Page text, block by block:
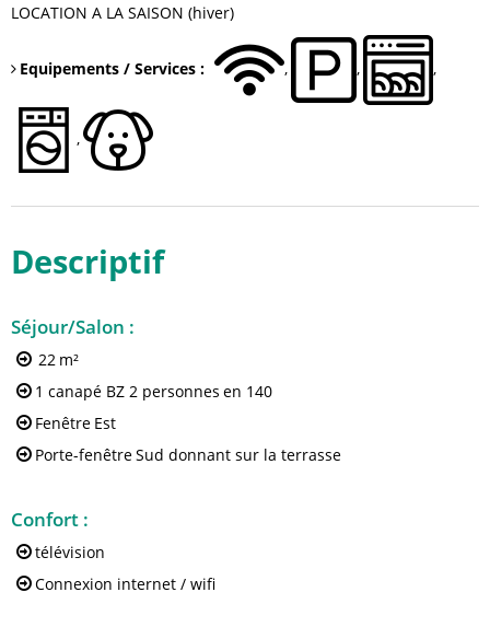
LOCATION A LA SAISON (hiver)
Equipements / Services :
Descriptif
Séjour/Salon :
22 m²
1 canapé BZ 2 personnes en 140
Fenêtre Est
Porte-fenêtreSud donnant sur la terrasse
Confort :
télévision
Connexion internet / wifi